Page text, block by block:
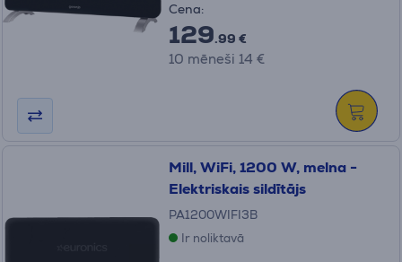
Cena:
129.99 €
10 mēneši 14 €
Mill, WiFi, 1200 W, melna -
Elektriskais sildītājs
PA1200WIFI3B
Ir noliktavā